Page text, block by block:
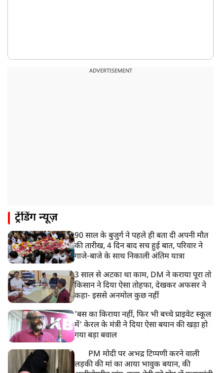
ADVERTISEMENT
ट्रेंडिंग न्यूज़
90 साल के बुजुर्ग ने पहले ही बता दी अपनी मौत
की तारीख, 4 दिन बाद सच हुई बात, परिवार ने
गाजे-बाजे के साथ निकाली अंतिम यात्रा
3 साल से अटका था काम, DM ने कराया पूरा तो
किसान ने दिया ऐसा तोहफा, देखकर अफसर ने
कहा- इससे अनमोल कुछ नहीं
'बस का किराया नहीं, फिर भी बच्चे प्राइवेट स्कूल
में' केरल के मंत्री ने दिया ऐसा बयान की खड़ा हो
गया बड़ा बवाल
PM मोदी पर अभद्र टिप्पणी करने वाली
लड़की की मां का आया भावुक बयान, की